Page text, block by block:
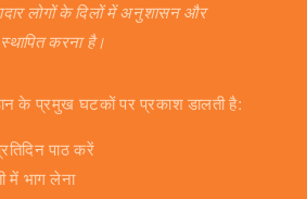
लोगों के दिलों में अनुशासन और
करना है।
के प्रमुख घटकों पर प्रकाश डालती है:
पाठ करें
में भाग लेना